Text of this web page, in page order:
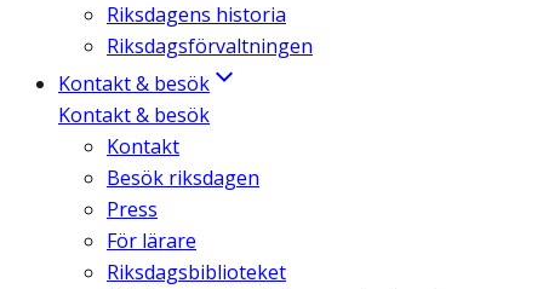
Riksdagens historia
Riksdagsförvaltningen
Kontakt & besök
Kontakt & besök
Kontakt
Besök riksdagen
Press
För lärare
Riksdagsbiblioteket